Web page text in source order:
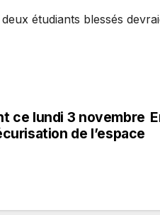
étudiants blessés
ce lundi 3 novembre
de l’espace